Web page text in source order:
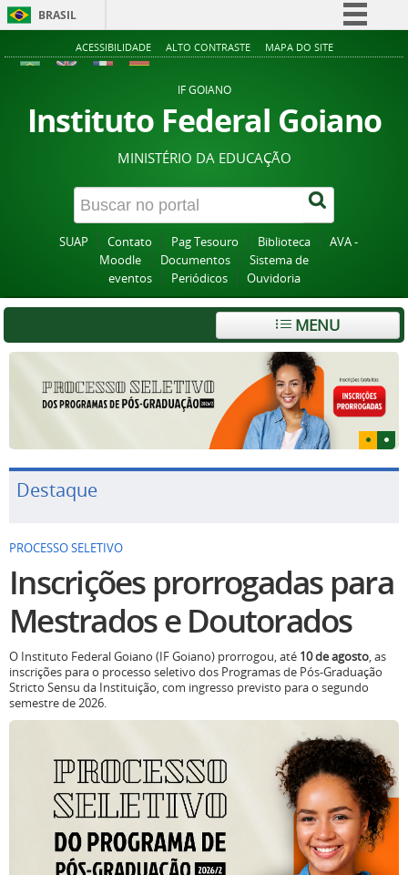
BRASIL
Simplifique!
Acesso à informação
Legislação
Canais
ACESSIBILIDADE ALTO CONTRASTE MAPA DO SITE
IF GOIANO
Instituto Federal Goiano
MINISTÉRIO DA EDUCAÇÃO
SUAP Contato Pag Tesouro Biblioteca
AVA -
Moodle
Documentos
Sistema de
eventos
Periódicos Ouvidoria
MENU
Destaque
PROCESSO SELETIVO
Inscrições prorrogadas para
Mestrados e Doutorados
O Instituto Federal Goiano (IF Goiano) prorrogou, até 10 de agosto, as
inscrições para o processo seletivo dos Programas de Pós-Graduação
Stricto Sensu da Instituição, com ingresso previsto para o segundo
semestre de 2026.